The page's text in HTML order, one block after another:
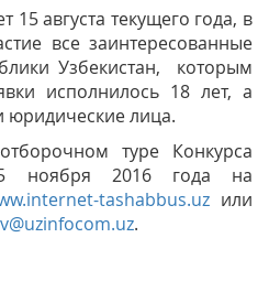
15 августа текущего года, в
все заинтересованные
Узбекистан, которым
исполнилось 18 лет, а
юридические лица.
туре Конкурса
ноября 2016 года на
tashabbus.uz или
.